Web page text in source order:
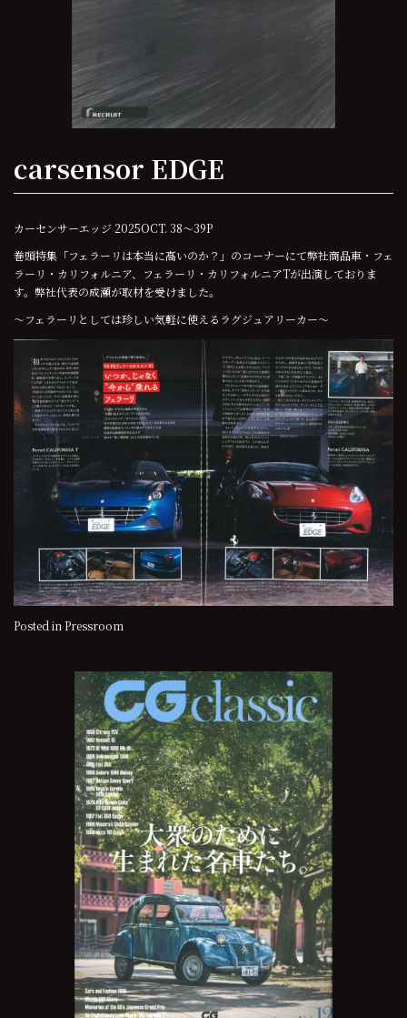
carsensor EDGE
カーセンサーエッジ 2025OCT. 38～39P
巻頭特集「フェラーリは本当に高いのか？」のコーナーにて弊社商品車・フェ
ラーリ・カリフォルニア、フェラーリ・カリフォルニアTが出演しておりま
す。弊社代表の成瀬が取材を受けました。
～フェラーリとしては珍しい気軽に使えるラグジュアリーカー～
Posted inPressroom